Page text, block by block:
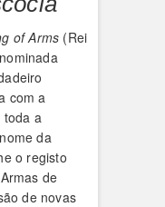
of Arms (Rei
com a
toda a
da
o registo
de
de novas